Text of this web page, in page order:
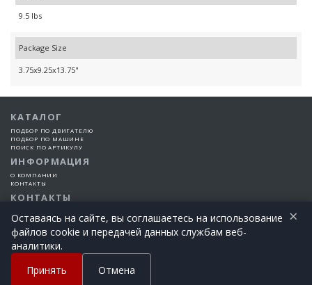
9.5 lbs
Package Size
3.75x9.25x13.75"
КАТАЛОГ
ПОДБОР ПО ДВИГАТЕЛЮ
ПОДБОР ПО МАШИНЕ
ПОИСК ПО АРТИКУЛУ
ИНФОРМАЦИЯ
О КОМПАНИИ
КОНТАКТЫ
КОНТАКТЫ
©2015-2026 Все права защищены | EngineTech Россия
+7 (925) 101-99-66
Оставаясь на сайте, вы соглашаетесь на использование
файлов cookie и передачей данных службам веб-
аналитики.
Принять
Отмена
×